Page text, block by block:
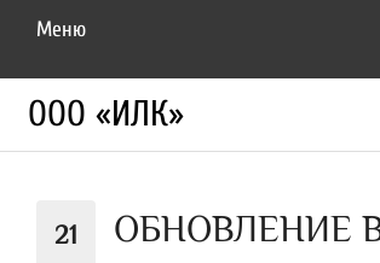
Меню
ООО «ИЛК»
21
ОБНОВЛЕНИЕ